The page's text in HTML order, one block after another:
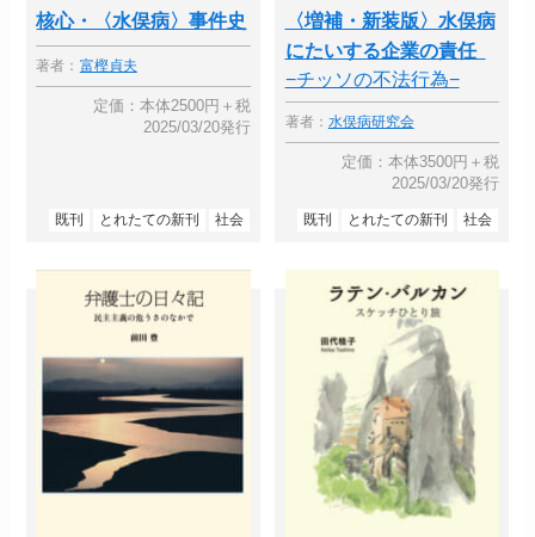
核心・〈水俣病〉事件史
著者： 富樫貞夫
定価：本体2500円＋税
2025/03/20発行
既刊 とれたての新刊 社会
〈増補・新装版〉水俣病
にたいする企業の責任
−チッソの不法行為−
著者： 水俣病研究会
定価：本体3500円＋税
2025/03/20発行
既刊 とれたての新刊 社会